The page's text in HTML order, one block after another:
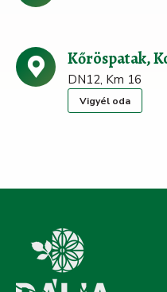
Kőröspatak,
DN12, Km 16
Vigyél oda